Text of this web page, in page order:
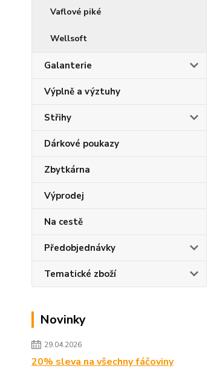
Vaflové piké
Wellsoft
Galanterie
Výplně a výztuhy
Střihy
Dárkové poukazy
Zbytkárna
Výprodej
Na cestě
Předobjednávky
Tematické zboží
Novinky
29.04.2026
20% sleva na všechny fáčoviny